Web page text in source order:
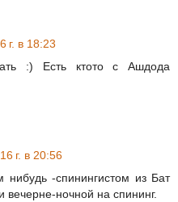
г. в 18:23
:) Есть ктото с Ашдода
г. в 20:56
-спинингистом из Бат
ночной на спининг.